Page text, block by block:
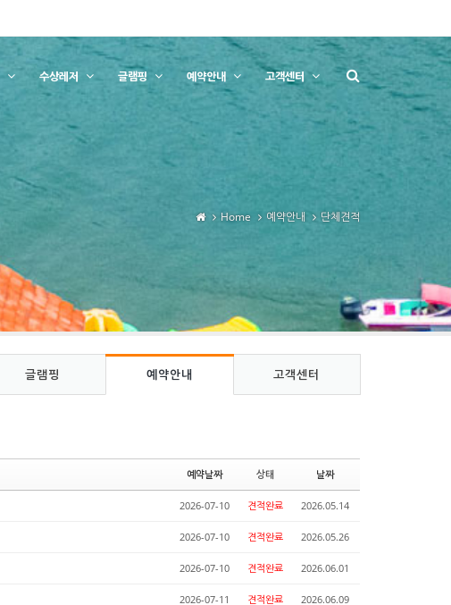
수상레저 글램핑 예약안내 고객센터
Home 예약안내 단체견적
글램핑 예약안내 고객센터
예약날짜 상태 날짜
2026-07-10 견적완료 2026.05.14
2026-07-10 견적완료 2026.05.26
2026-07-10 견적완료 2026.06.01
2026-07-11 견적완료 2026.06.09